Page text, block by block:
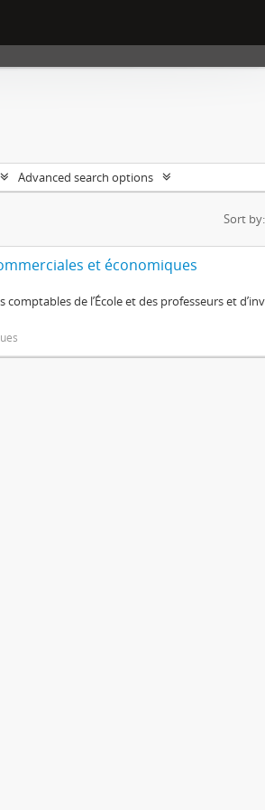
Advanced search options
Sort by:
et économiques
de l’École et des professeurs et